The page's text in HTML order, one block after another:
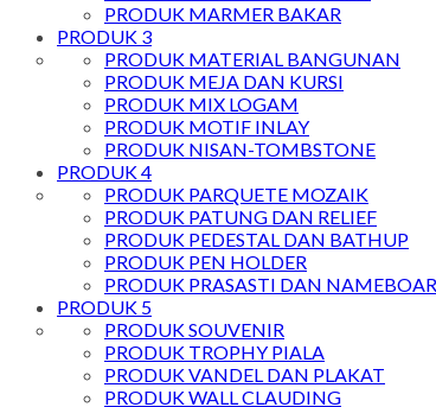
PRODUK MARMER BAKAR
PRODUK 3
PRODUK MATERIAL BANGUNAN
PRODUK MEJA DAN KURSI
PRODUK MIX LOGAM
PRODUK MOTIF INLAY
PRODUK NISAN-TOMBSTONE
PRODUK 4
PRODUK PARQUETE MOZAIK
PRODUK PATUNG DAN RELIEF
PRODUK PEDESTAL DAN BATHUP
PRODUK PEN HOLDER
PRODUK PRASASTI DAN
PRODUK 5
PRODUK SOUVENIR
PRODUK TROPHY PIALA
PRODUK VANDEL DAN PLAKAT
PRODUK WALL CLAUDING